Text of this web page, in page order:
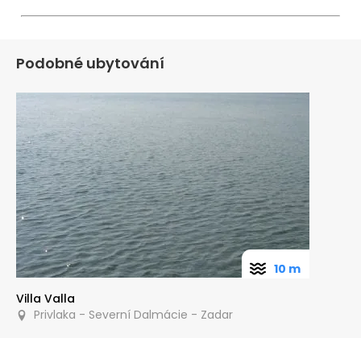
Podobné ubytování
Villa Valla
Privlaka - Severní Dalmácie - Zadar
10 m